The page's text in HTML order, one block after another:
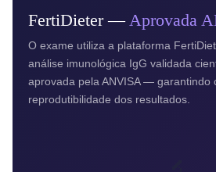
FertiDieter — Aprovada
O exame utiliza a plataforma
análise imunológica IgG validada
aprovada pela ANVISA — garantindo
reprodutibilidade dos resultados.